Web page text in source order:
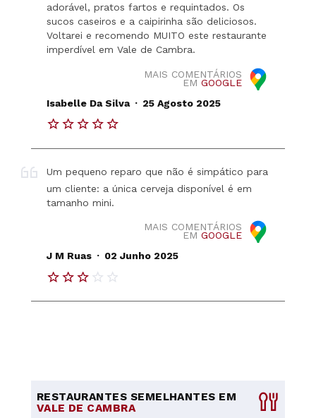
adorável, pratos fartos e requintados. Os
sucos caseiros e a caipirinha são deliciosos.
Voltarei e recomendo MUITO este restaurante
imperdível em Vale de Cambra.
MAIS COMENTÁRIOS
EM GOOGLE
Isabelle Da Silva . 25 Agosto 2025
Um pequeno reparo que não é simpático para
um cliente: a única cerveja disponível é em
tamanho mini.
MAIS COMENTÁRIOS
EM GOOGLE
J M Ruas . 02 Junho 2025
RESTAURANTES SEMELHANTES EM
VALE DE CAMBRA